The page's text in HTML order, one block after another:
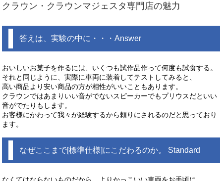
クラウン・クラウンマジェスタ専門店の魅力
答えは、実験の中に・・・Answer
おいしいお菓子を作るには、いくつも試作品作って何度も試食する。
それと同じように、実際に車両に装着してテストしてみると、
高い商品より安い商品の方が相性がいいこともあります。
クラウンではあまりいい音がでないスピーカーでもプリウスだといい
音がでたりもします。
お客様にかわって我々が経験するから頼りにされるのだと思っており
ます。
なぜここまで[標準仕様]にこだわるのか。 Standard